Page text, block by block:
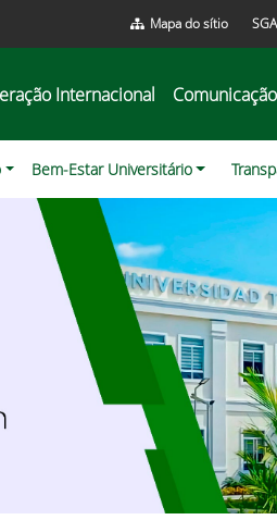
Mapa do sítio SGA
Internacional Comunicação
Bem-Estar Universitário